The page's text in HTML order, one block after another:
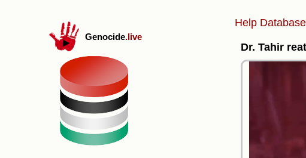
Genocide.live
Help
Dr. Tahir